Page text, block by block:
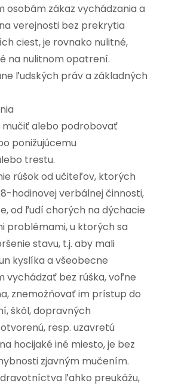
osobám zákaz vychádzania a
verejnosti bez prekrytia
ciest, je rovnako nulitné,
na nulitnom opatrení.
ľudských práv a základných
mučiť alebo podrobovať
ponižujúcemu
trestu.
rúšok od učiteľov, ktorých
hodinovej verbálnej činnosti,
od ľudí chorých na dýchacie
problémami, u ktorých sa
stavu, t.j. aby mali
kyslíka a všeobecne
vychádzať bez rúška, voľne
znemožňovať im prístup do
škôl, dopravných
resp. uzavretú
hocijaké iné miesto, je bez
zjavným mučením.
ľahko preukážu,